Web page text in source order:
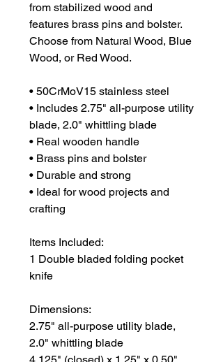
from stabilized wood and
features brass pins and bolster.
Choose from Natural Wood, Blue
Wood, or Red Wood.
• 50CrMoV15 stainless steel
• Includes 2.75" all-purpose utility
blade, 2.0" whittling blade
• Real wooden handle
• Brass pins and bolster
• Durable and strong
• Ideal for wood projects and
crafting
Items Included:
1 Double bladed folding pocket
knife
Dimensions:
2.75" all-purpose utility blade,
2.0" whittling blade